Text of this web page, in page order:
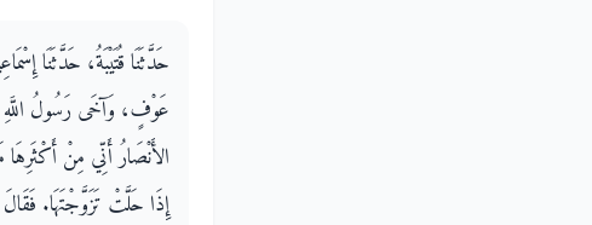
حَدَّثَنَا قُتَيْبَةُ، حَدَّثَنَا
عَوْفٍ، وَآخَى رَسُولُ اللَّهِ
الأَنْصَارُ أَنِّي مِنْ
إِذَا حَلَّتْ تَزَوَّجْتَهَا‏.‏